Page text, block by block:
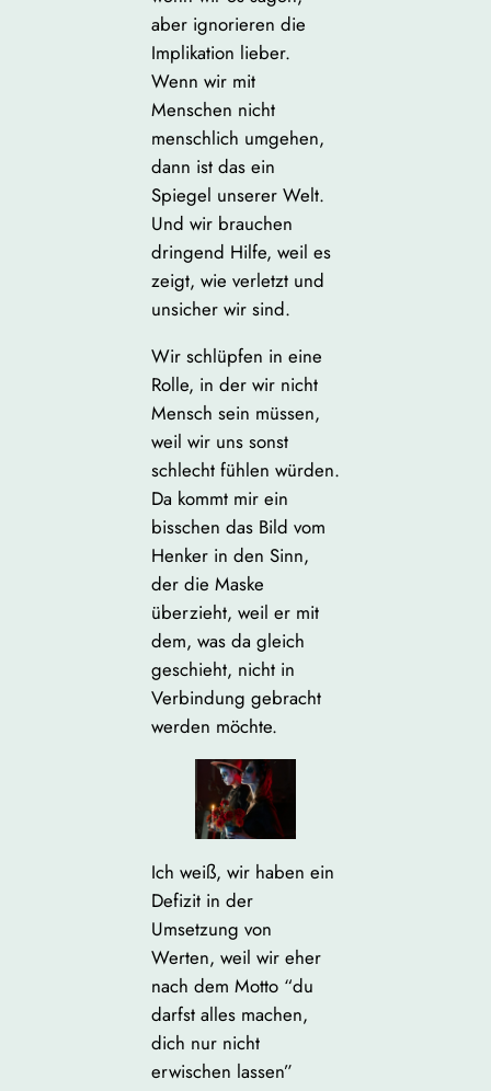
aber ignorieren die
Implikation lieber.
Wenn wir mit
Menschen nicht
menschlich umgehen,
dann ist das ein
Spiegel unserer Welt.
Und wir brauchen
dringend Hilfe, weil es
zeigt, wie verletzt und
unsicher wir sind.
Wir schlüpfen in eine
Rolle, in der wir nicht
Mensch sein müssen,
weil wir uns sonst
schlecht fühlen würden.
Da kommt mir ein
bisschen das Bild vom
Henker in den Sinn,
der die Maske
überzieht, weil er mit
dem, was da gleich
geschieht, nicht in
Verbindung gebracht
werden möchte.
Ich weiß, wir haben ein
Defizit in der
Umsetzung von
Werten, weil wir eher
nach dem Motto “du
darfst alles machen,
dich nur nicht
erwischen lassen”